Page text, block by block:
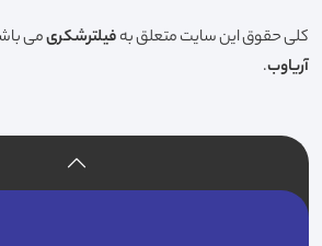
کلی حقوق این سایت متعلق بهفیلترشکریمی
آریاوب.